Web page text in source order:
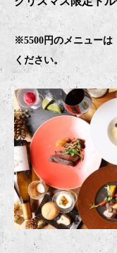
※5500円のメニューは
ください。